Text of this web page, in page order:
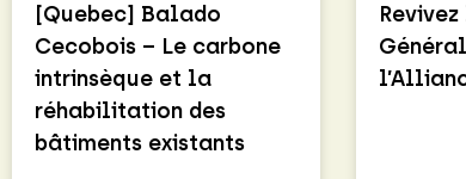
[Quebec] Balado
Cecobois – Le carbone
intrinsèque et la
réhabilitation des
bâtiments existants